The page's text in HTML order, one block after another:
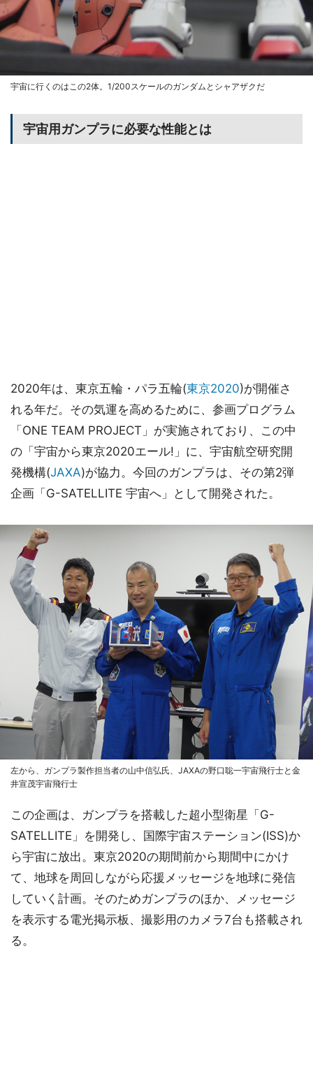
宇宙に行くのはこの2体。1/200スケールのガンダムとシャアザクだ
宇宙用ガンプラに必要な性能とは
2020年は、東京五輪・パラ五輪(東京2020)が開催さ
れる年だ。その気運を高めるために、参画プログラム
「ONE TEAM PROJECT」が実施されており、この中
の「宇宙から東京2020エール!」に、宇宙航空研究開
発機構(JAXA)が協力。今回のガンプラは、その第2弾
企画「G-SATELLITE 宇宙へ」として開発された。
左から、ガンプラ製作担当者の山中信弘氏、JAXAの野口聡一宇宙飛行士と金
井宣茂宇宙飛行士
この企画は、ガンプラを搭載した超小型衛星「G-
SATELLITE」を開発し、国際宇宙ステーション(ISS)か
ら宇宙に放出。東京2020の期間前から期間中にかけ
て、地球を周回しながら応援メッセージを地球に発信
していく計画。そのためガンプラのほか、メッセージ
を表示する電光掲示板、撮影用のカメラ7台も搭載され
る。